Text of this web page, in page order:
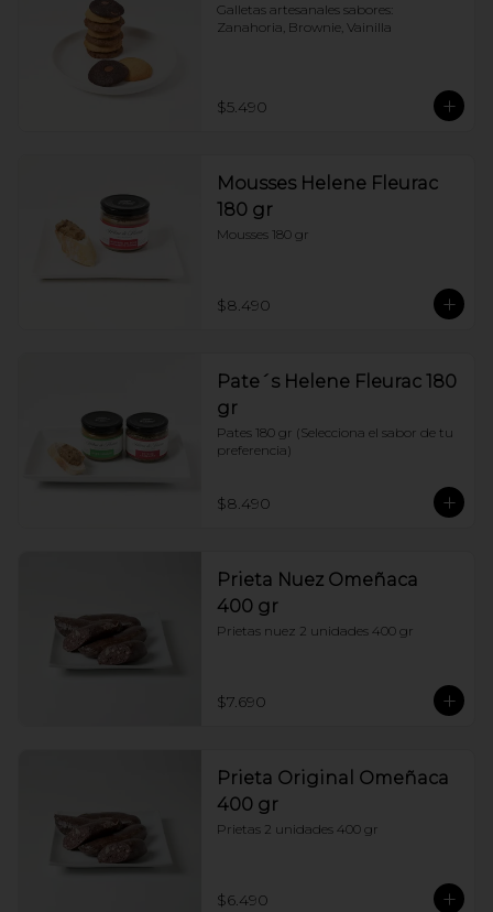
Galletas artesanales sabores:
Zanahoria, Brownie, Vainilla
$5.490
Mousses Helene Fleurac
180 gr
Mousses 180 gr
$8.490
Pate´s Helene Fleurac 180
gr
Pates 180 gr (Selecciona el sabor de tu
preferencia)
$8.490
Prieta Nuez Omeñaca
400 gr
Prietas nuez 2 unidades 400 gr
$7.690
Prieta Original Omeñaca
400 gr
Prietas 2 unidades 400 gr
$6.490